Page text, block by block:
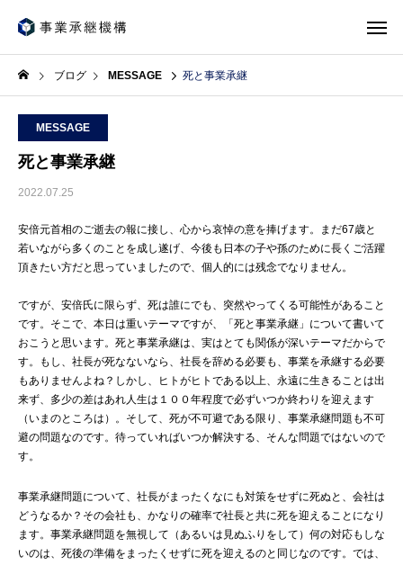
ブログ MESSAGE 死と事業承継
MESSAGE
死と事業承継
2022.07.25
安倍元首相のご逝去の報に接し、心から哀悼の意を捧げます。まだ67歳と
若いながら多くのことを成し遂げ、今後も日本の子や孫のために長くご活躍
頂きたい方だと思っていましたので、個人的には残念でなりません。
ですが、安倍氏に限らず、死は誰にでも、突然やってくる可能性があること
です。そこで、本日は重いテーマですが、「死と事業承継」について書いて
おこうと思います。死と事業承継は、実はとても関係が深いテーマだからで
す。もし、社長が死なないなら、社長を辞める必要も、事業を承継する必要
もありませんよね？しかし、ヒトがヒトである以上、永遠に生きることは出
来ず、多少の差はあれ人生は１００年程度で必ずいつか終わりを迎えます
（いまのところは）。そして、死が不可避である限り、事業承継問題も不可
避の問題なのです。待っていればいつか解決する、そんな問題ではないので
す。
事業承継問題について、社長がまったくなにも対策をせずに死ぬと、会社は
どうなるか？その会社も、かなりの確率で社長と共に死を迎えることになり
ます。事業承継問題を無視して（あるいは見ぬふりをして）何の対応もしな
いのは、死後の準備をまったくせずに死を迎えるのと同じなのです。では、